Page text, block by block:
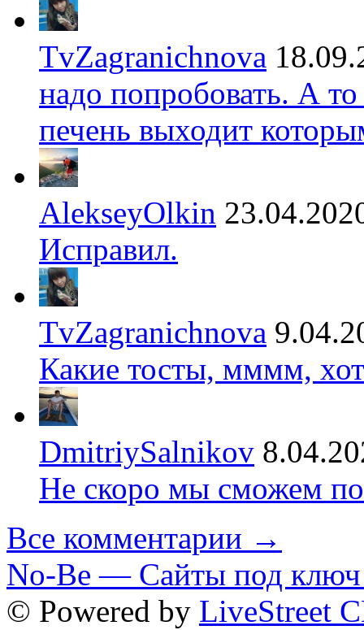
TvZagranichnova
надо попробовать. А
печень выходит
AlekseyOlkin
Исправил.
TvZagranichnova
Какие тосты, мммм,
DmitriySalnikov
Не скоро мы сможем
Все комментарии →
No-Be — Сайты под ключ
© Powered by LiveStreet